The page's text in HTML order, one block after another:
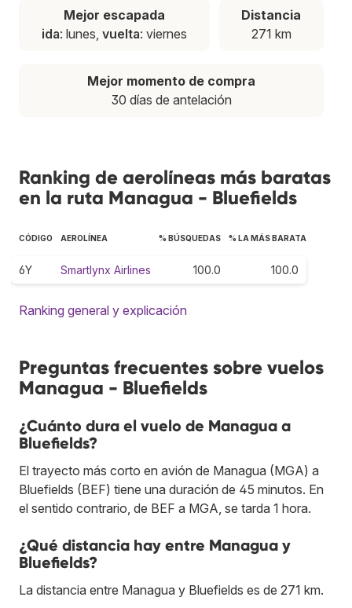
Mejor escapada
ida: lunes, vuelta: viernes
Distancia
271 km
Mejor momento de compra
30 días de antelación
Ranking de aerolíneas más baratas
en la ruta Managua - Bluefields
CÓDIGO AEROLÍNEA % BÚSQUEDAS % LA MÁS BARATA
6Y Smartlynx Airlines 100.0 100.0
Ranking general y explicación
Preguntas frecuentes sobre vuelos
Managua - Bluefields
¿Cuánto dura el vuelo de Managua a
Bluefields?
El trayecto más corto en avión de Managua (MGA) a
Bluefields (BEF) tiene una duración de 45 minutos. En
el sentido contrario, de BEF a MGA, se tarda 1 hora.
¿Qué distancia hay entre Managua y
Bluefields?
La distancia entre Managua y Bluefields es de 271 km.